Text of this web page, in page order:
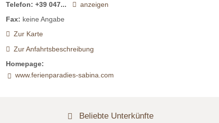
Telefon: +39 047...
anzeigen
Fax: keine Angabe
Zur Karte
Zur Anfahrtsbeschreibung
Homepage:
www.ferienparadies-sabina.com
Beliebte Unterkünfte